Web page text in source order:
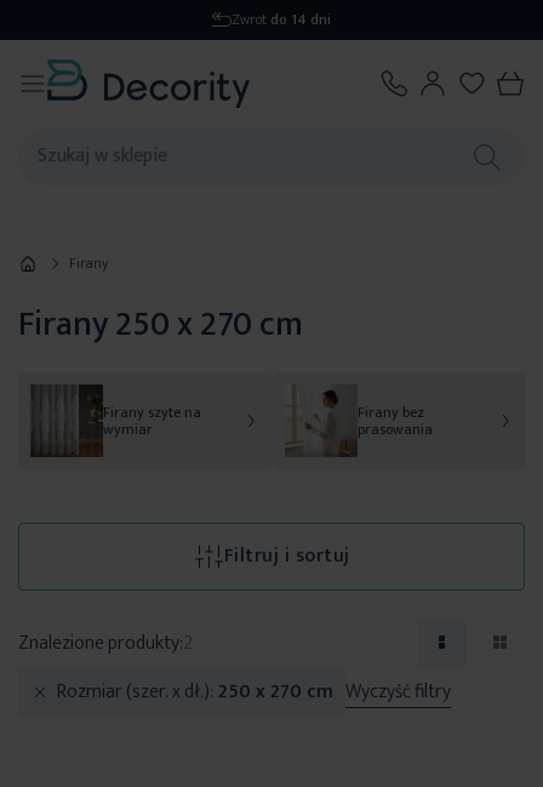
Zwrot do 14 dni
Firany
Firany 250 x 270 cm
Firany szyte na
wymiar
Firany bez
prasowania
Filtruj i sortuj
Znalezione produkty:2
Rozmiar (szer. x dł.) 250 x 270 cm Wyczyść filtry